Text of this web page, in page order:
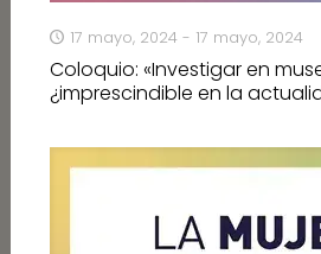
17 mayo, 2024 - 17 mayo, 2024
Coloquio: «Investigar en
¿imprescindible en la